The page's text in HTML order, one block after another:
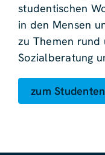
studentischen
in den Mensen
zu Themen rund
Sozialberatung
zum